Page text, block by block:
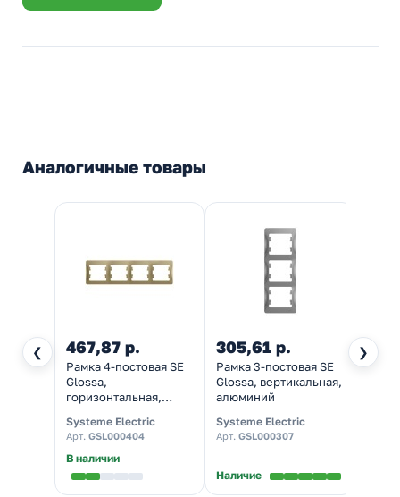
Аналогичные товары
❮ ❯
467,87 р.
Рамка 4-постовая SE
Glossa,
горизонтальная,
Systeme Electric
Арт. GSL000404
В наличии
305,61 р.
Рамка 3-постовая SE
Glossa, вертикальная,
алюминий
Systeme Electric
Арт. GSL000307
Наличие